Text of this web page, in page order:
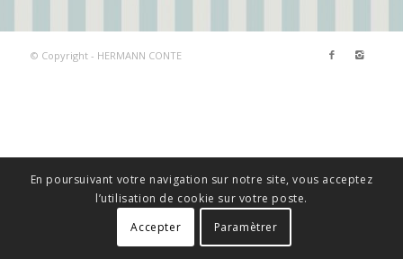
© Copyright - HERMANN CONTE
En poursuivant votre navigation sur notre site, vous acceptez
l’utilisation de cookie sur votre poste.
Accepter
Paramètrer